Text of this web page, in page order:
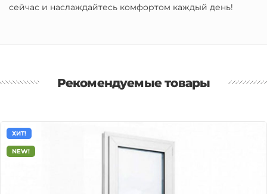
сейчас и наслаждайтесь комфортом каждый день!
Рекомендуемые товары
ХИТ!
NEW!